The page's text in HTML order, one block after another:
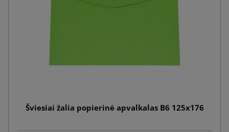
Šviesiai žalia popierinė apvalkalas B6 125x176